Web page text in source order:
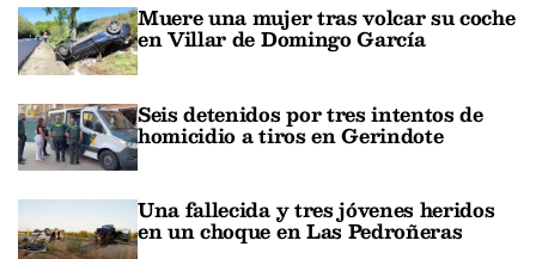
Muere una mujer tras volcar su coche
en Villar de Domingo García
Seis detenidos por tres intentos de
homicidio a tiros en Gerindote
Una fallecida y tres jóvenes heridos
en un choque en Las Pedroñeras